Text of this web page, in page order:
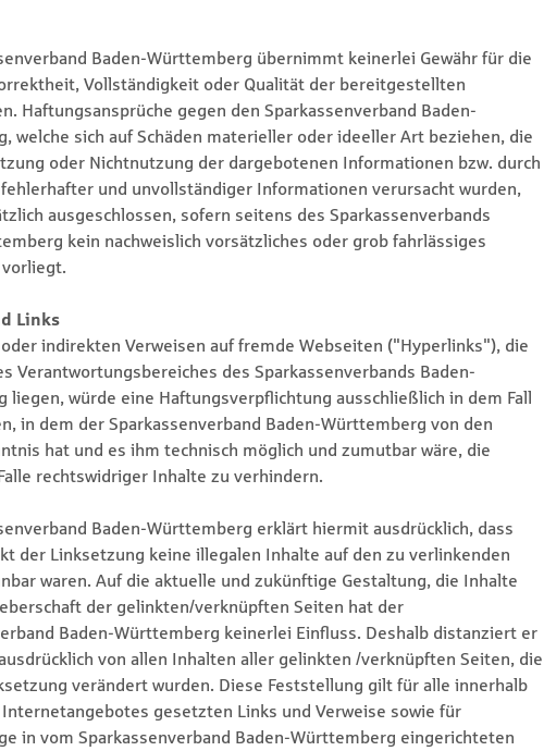
Baden-Württemberg übernimmt keinerlei Gewähr für die
Vollständigkeit oder Qualität der bereitgestellten
Haftungsansprüche gegen den Sparkassenverband Baden-
welche sich auf Schäden materieller oder ideeller Art beziehen, die
oder Nichtnutzung der dargebotenen Informationen bzw. durch
und unvollständiger Informationen verursacht wurden,
ausgeschlossen, sofern seitens des Sparkassenverbands
kein nachweislich vorsätzliches oder grob fahrlässiges
Links
indirekten Verweisen auf fremde Webseiten ("Hyperlinks"), die
Verantwortungsbereiches des Sparkassenverbands Baden-
liegen, würde eine Haftungsverpflichtung ausschließlich in dem Fall
in dem der Sparkassenverband Baden-Württemberg von den
hat und es ihm technisch möglich und zumutbar wäre, die
rechtswidriger Inhalte zu verhindern.
Baden-Württemberg erklärt hiermit ausdrücklich, dass
der Linksetzung keine illegalen Inhalte auf den zu verlinkenden
waren. Auf die aktuelle und zukünftige Gestaltung, die Inhalte
der gelinkten/verknüpften Seiten hat der
Baden-Württemberg keinerlei Einfluss. Deshalb distanziert er
von allen Inhalten aller gelinkten /verknüpften Seiten, die
verändert wurden. Diese Feststellung gilt für alle innerhalb
gesetzten Links und Verweise sowie für
in vom Sparkassenverband Baden-Württemberg eingerichteten